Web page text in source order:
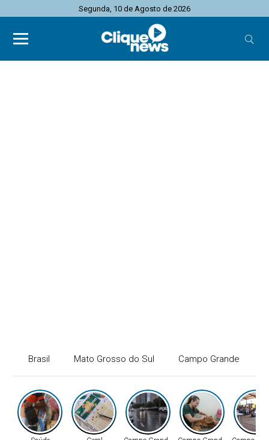
Segunda, 10 de Agosto de 2026
Brasil Mato Grosso do Sul Campo Grande